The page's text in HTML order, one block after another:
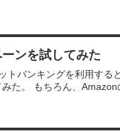
ンを試してみた
トバンキングを利用する
た。 もちろん、Amazon